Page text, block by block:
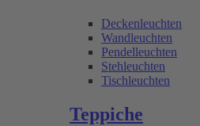
Deckenleuchten
Wandleuchten
Pendelleuchten
Stehleuchten
Tischleuchten
Teppiche